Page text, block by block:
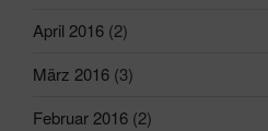
April 2016 (2)
März 2016 (3)
Februar 2016 (2)